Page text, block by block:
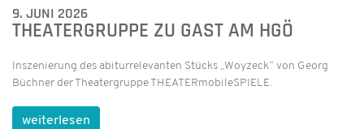
9. JUNI 2026
THEATERGRUPPE ZU GAST AM HGÖ
Inszenierung des abiturrelevanten Stücks „Woyzeck“ von Georg
Büchner der Theatergruppe THEATERmobileSPIELE.
weiterlesen